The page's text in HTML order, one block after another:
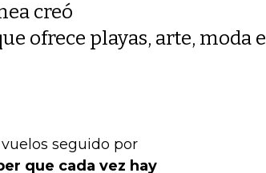
creó
ofrece playas, arte, moda e
seguido por
que cada vez hay